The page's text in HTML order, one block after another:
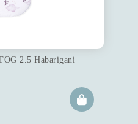
2.5 Habarigani